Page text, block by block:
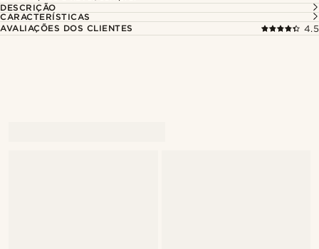
DESCRIÇÃO
CARACTERÍSTICAS
AVALIAÇÕES DOS CLIENTES
4.5